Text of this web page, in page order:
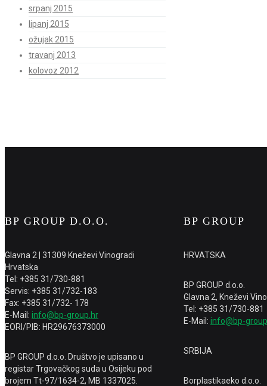
srpanj 2015
lipanj 2015
ožujak 2015
travanj 2013
kolovoz 2012
BP GROUP D.O.O.
Glavna 2 | 31309 Kneževi Vinogradi
Hrvatska
Tel: +385 31/730-881
Servis: +385 31/732-183
Fax: +385 31/732- 178
E-Mail: info@bp-group.hr
EORI/PIB: HR29676373000
BP GROUP d.o.o. Društvo je upisano u
registar Trgovačkog suda u Osijeku pod
brojem Tt-97/1634-2, MB 1337025.
BP GROUP
HRVATSKA
BP GROUP d.o.o.
Glavna 2, Kneževi
Tel: +385 31/730-881
E-Mail: info@bp-
SRBIJA
Borplastikaeko d.o.o.